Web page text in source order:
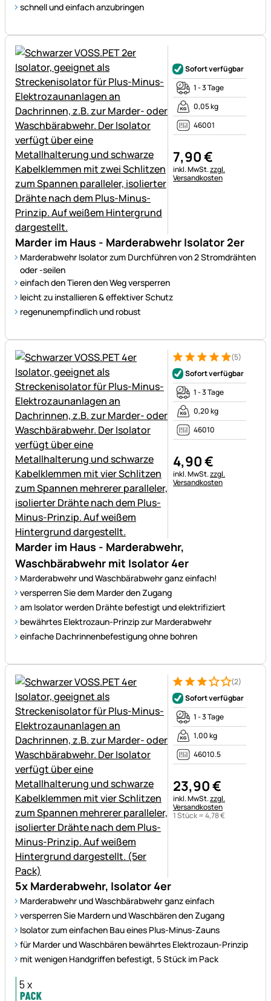
schnell und einfach anzubringen
Marder im Haus - Marderabwehr Isolator 2er
Marderabwehr Isolator zum Durchführen von 2 Stromdrähten
oder -seilen
einfach den Tieren den Weg versperren
leicht zu installieren & effektiver Schutz
regenunempfindlich und robust
Sofort verfügbar
1 - 3 Tage
0,05 kg
46001
7,90€
Steuerhinweis:
inkl. MwSt.zzgl.
Versandkosten
Marder im Haus - Marderabwehr,
Waschbärabwehr mit Isolator 4er
Marderabwehr und Waschbärabwehr ganz einfach!
versperren Sie dem Marder den Zugang
am Isolator werden Drähte befestigt und elektrifiziert
bewährtes Elektrozaun-Prinzip zur Marderabwehr
einfache Dachrinnenbefestigung ohne bohren
Bewertung: 5 von 5 (5
5 Bewertungen
(5)
Sofort verfügbar
1 - 3 Tage
0,20 kg
46010
4,90€
Steuerhinweis:
inkl. MwSt.zzgl.
Versandkosten
5x Marderabwehr, Isolator 4er
Marderabwehr und Waschbärabwehr ganz einfach
versperren Sie Mardern und Waschbären den Zugang
Isolator zum einfachen Bau eines Plus-Minus-Zauns
für Marder und Waschbären bewährtes Elektrozaun-Prinzip
mit wenigen Handgriffen befestigt, 5 Stück im Pack
Bewertung: 3 von 5 (2
2 Bewertungen
(2)
Sofort verfügbar
1 - 3 Tage
1,00 kg
46010.5
23,90€
Steuerhinweis:
inkl. MwSt.zzgl.
Versandkosten
1 Stück =4,78€